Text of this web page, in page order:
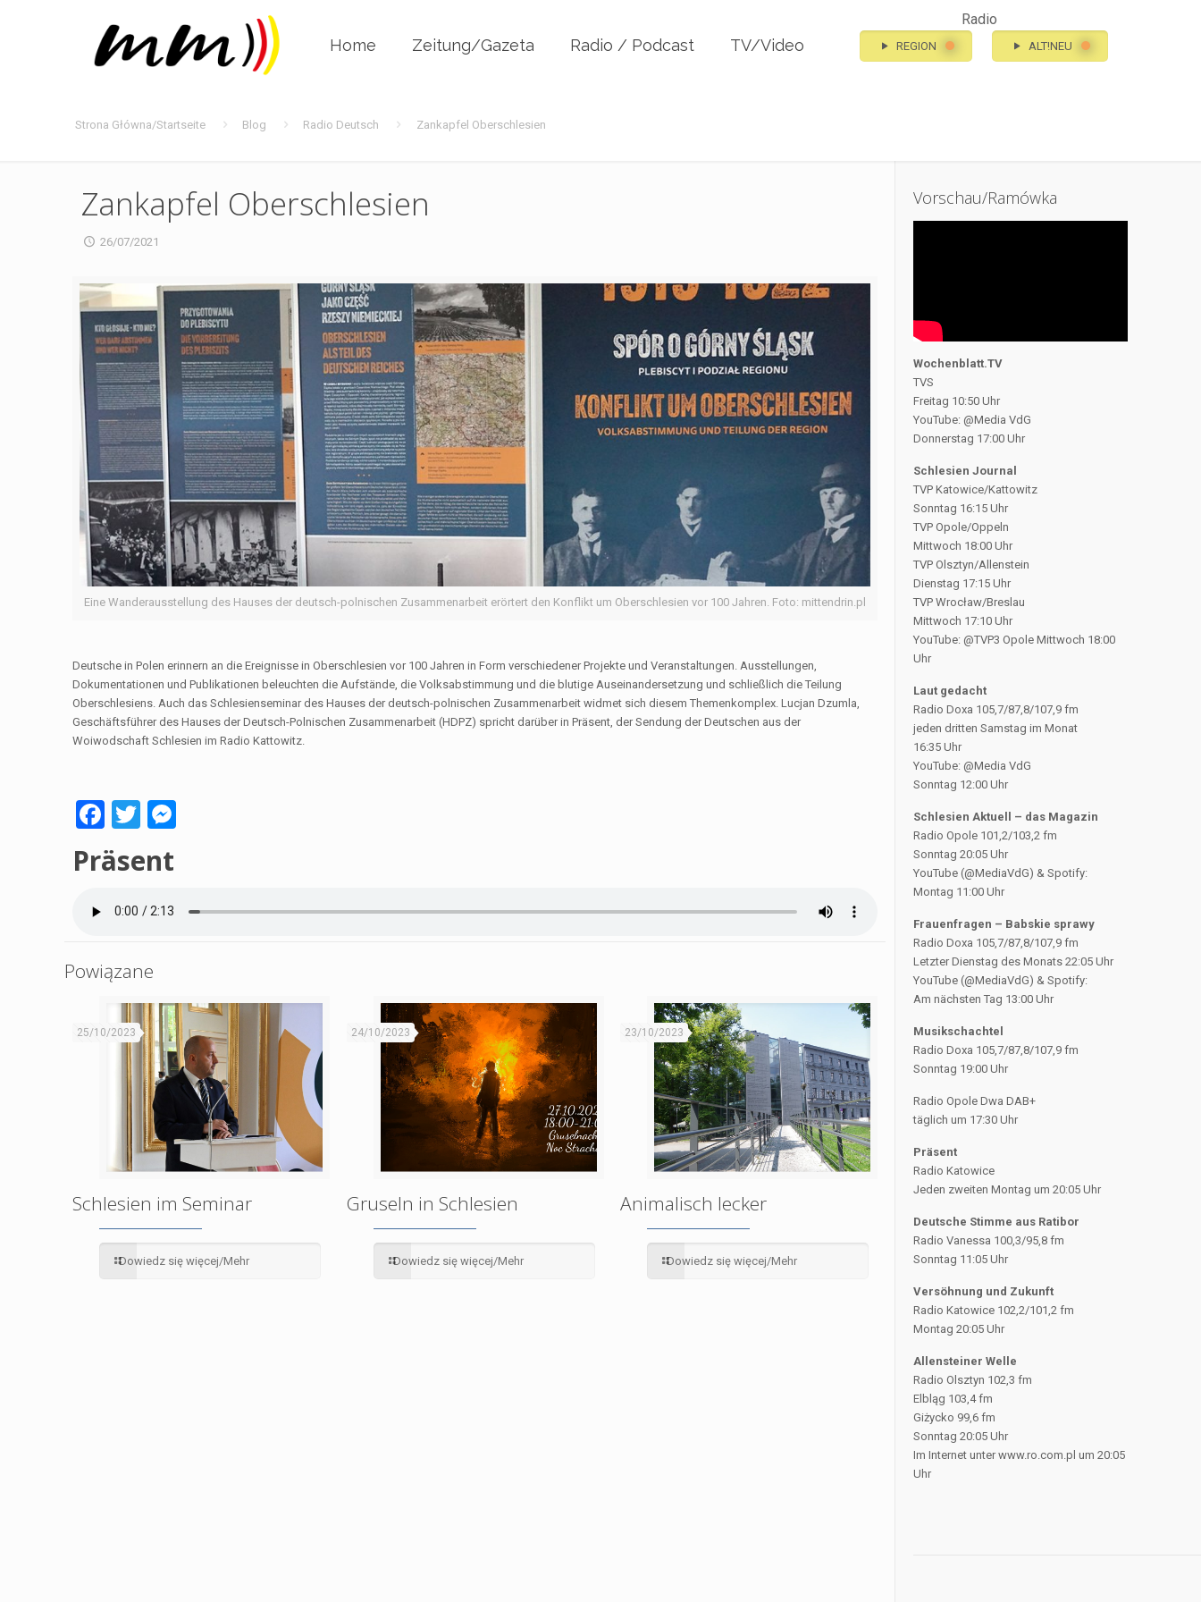
Home Zeitung/Gazeta Radio / Podcast TV/Video
Radio
REGION ALT!NEU
Strona Główna/Startseite Blog Radio Deutsch Zankapfel Oberschlesien
Zankapfel Oberschlesien
26/07/2021
Eine Wanderausstellung des Hauses der deutsch-polnischen Zusammenarbeit erörtert den Konflikt um Oberschlesien vor 100 Jahren. Foto: mittendrin.pl
Deutsche in Polen erinnern an die Ereignisse in Oberschlesien vor 100 Jahren in Form verschiedener Projekte und Veranstaltungen. Ausstellungen,
Dokumentationen und Publikationen beleuchten die Aufstände, die Volksabstimmung und die blutige Auseinandersetzung und schließlich die Teilung
Oberschlesiens. Auch das Schlesienseminar des Hauses der deutsch-polnischen Zusammenarbeit widmet sich diesem Themenkomplex. Lucjan Dzumla,
Geschäftsführer des Hauses der Deutsch-Polnischen Zusammenarbeit (HDPZ) spricht darüber in Präsent, der Sendung der Deutschen aus der
Woiwodschaft Schlesien im Radio Kattowitz.
Facebook
Twitter
Präsent
Powiązane
25/10/2023
Schlesien im Seminar
Dowiedz się więcej/Mehr
24/10/2023
Gruseln in Schlesien
Dowiedz się więcej/Mehr
23/10/2023
Animalisch lecker
Dowiedz się więcej/Mehr
Vorschau/Ramówka
Wochenblatt.TV
TVS
Freitag 10:50 Uhr
YouTube: @Media VdG
Donnerstag 17:00 Uhr
Schlesien Journal
TVP Katowice/Kattowitz
Sonntag 16:15 Uhr
TVP Opole/Oppeln
Mittwoch 18:00 Uhr
TVP Olsztyn/Allenstein
Dienstag 17:15 Uhr
TVP Wrocław/Breslau
Mittwoch 17:10 Uhr
YouTube: @TVP3 Opole Mittwoch 18:00
Uhr
Laut gedacht
Radio Doxa 105,7/87,8/107,9 fm
jeden dritten Samstag im Monat
16:35 Uhr
YouTube: @Media VdG
Sonntag 12:00 Uhr
Schlesien Aktuell – das Magazin
Radio Opole 101,2/103,2 fm
Sonntag 20:05 Uhr
YouTube (@MediaVdG) & Spotify:
Montag 11:00 Uhr
Frauenfragen – Babskie sprawy
Radio Doxa 105,7/87,8/107,9 fm
Letzter Dienstag des Monats 22:05 Uhr
YouTube (@MediaVdG) & Spotify:
Am nächsten Tag 13:00 Uhr
Musikschachtel
Radio Doxa 105,7/87,8/107,9 fm
Sonntag 19:00 Uhr
Radio Opole Dwa DAB+
täglich um 17:30 Uhr
Präsent
Radio Katowice
Jeden zweiten Montag um 20:05 Uhr
Deutsche Stimme aus Ratibor
Radio Vanessa 100,3/95,8 fm
Sonntag 11:05 Uhr
Versöhnung und Zukunft
Radio Katowice 102,2/101,2 fm
Montag 20:05 Uhr
Allensteiner Welle
Radio Olsztyn 102,3 fm
Elbląg 103,4 fm
Giżycko 99,6 fm
Sonntag 20:05 Uhr
Im Internet unter www.ro.com.pl um 20:05
Uhr